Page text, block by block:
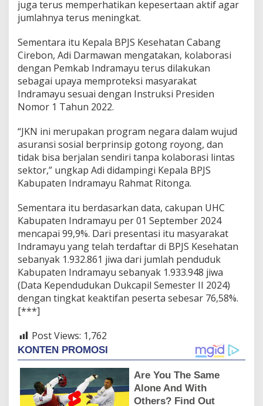
juga terus memperhatikan kepesertaan aktif agar
jumlahnya terus meningkat.
Sementara itu Kepala BPJS Kesehatan Cabang
Cirebon, Adi Darmawan mengatakan, kolaborasi
dengan Pemkab Indramayu terus dilakukan
sebagai upaya memproteksi masyarakat
Indramayu sesuai dengan Instruksi Presiden
Nomor 1 Tahun 2022.
“JKN ini merupakan program negara dalam wujud
asuransi sosial berprinsip gotong royong, dan
tidak bisa berjalan sendiri tanpa kolaborasi lintas
sektor,” ungkap Adi didampingi Kepala BPJS
Kabupaten Indramayu Rahmat Ritonga.
Sementara itu berdasarkan data, cakupan UHC
Kabupaten Indramayu per 01 September 2024
mencapai 99,9%. Dari presentasi itu masyarakat
Indramayu yang telah terdaftar di BPJS Kesehatan
sebanyak 1.932.861 jiwa dari jumlah penduduk
Kabupaten Indramayu sebanyak 1.933.948 jiwa
(Data Kependudukan Dukcapil Semester II 2024)
dengan tingkat keaktifan peserta sebesar 76,58%.
[***]
Post Views: 1,762